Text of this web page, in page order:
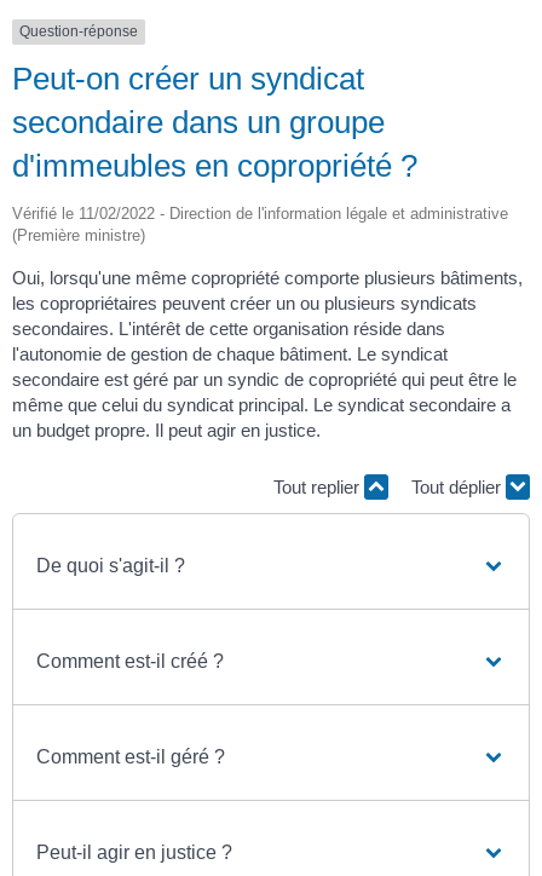
Question-réponse
Peut-on créer un syndicat
secondaire dans un groupe
d'immeubles en copropriété ?
Vérifié le 11/02/2022 - Direction de l'information légale et administrative
(Première ministre)
Oui, lorsqu'une même copropriété comporte plusieurs bâtiments,
les copropriétaires peuvent créer un ou plusieurs syndicats
secondaires. L'intérêt de cette organisation réside dans
l'autonomie de gestion de chaque bâtiment. Le syndicat
secondaire est géré par un syndic de copropriété qui peut être le
même que celui du syndicat principal. Le syndicat secondaire a
un budget propre. Il peut agir en justice.
Tout replier Tout déplier
De quoi s'agit-il ?
Comment est-il créé ?
Comment est-il géré ?
Peut-il agir en justice ?